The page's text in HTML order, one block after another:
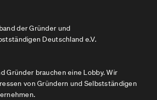
der Gründer und
Deutschland e.V.
Gründer brauchen eine Lobby. Wir
von Gründern und Selbstständigen